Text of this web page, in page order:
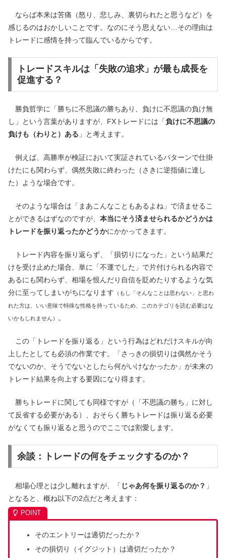
ならば本来は苦痛（怒り、悲しみ、裏切られたと思うなど）を
感じるのはおかしいことです。なのにそう思えない…その理由は
トレードに感情を持って臨んでいるからです。
トレードスキルは「失敗の追求」が最も成長を
促進する？
勝負哲学に「勝ちに不思議の勝ちあり、負けに不思議の負け無
し」という言葉がありますが、FXトレードには「負けに不思議の
負けも（わりと）ある 」と考えます。
例えば、高勝率が検証において実証されているパターンで仕掛
けたにも関わらず、偶然失敗に終わった（さきに逆指値に達し
た）ような場合です。
そのような場合は「まあこんなこともあるよね」で済ませるこ
とができるはずなのですが、 本当にそう済ませられるかどうかは
トレードを振り返ったかどうかにかかってきます。
トレード内容を振り返らず、「損切りになった」という結果だ
けを受け止めた場合、単に「不運でした」で片付けられる内容で
あるにも関わらず、相場を恨んだり自信を貶めたりするような気
分に至ってしまいがちになります （もし「そんなことは思わない」と思わ
れた方は、いい意味で特殊な性格を持っているため、このカテゴリを読む必要はな
いかもしれません） 。
この「トレードを振り返る」という行為はどれだけスキルが向
上したとしても必須の作業です。「さっきの損切りは偶然かそう
でないのか、そうでないとしたら何がいけなかったか」が未来の
トレード結果を向上する要因になり得ます。
勝ちトレードに関しても同様ですが（「不思議の勝ち」に対し
て反省する必要がある）、おそらく勝ちトレードは振り返る必要
がなくても振り返ると思うのでここでは割愛します。
余談：トレードの何をチェックするのか？
相場心理とは少し離れますが、「 じゃあ何を振り返るのか？ 」
となると、概ね以下の2点だと考えます：
そのエントリーは適切だったか？
その損切り（イグジット）は適切だったか？